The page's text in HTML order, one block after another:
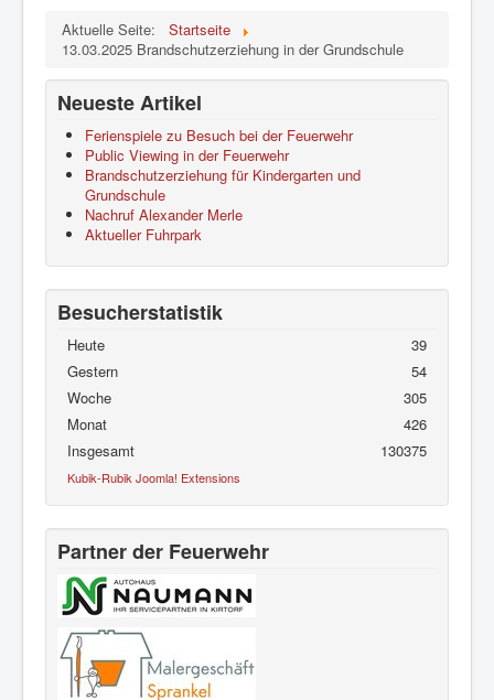
Aktuelle Seite:
Startseite
13.03.2025 Brandschutzerziehung in der Grundschule
Neueste Artikel
Ferienspiele zu Besuch bei der Feuerwehr
Public Viewing in der Feuerwehr
Brandschutzerziehung für Kindergarten und
Grundschule
Nachruf Alexander Merle
Aktueller Fuhrpark
Besucherstatistik
Heute
39
Gestern
54
Woche
305
Monat
426
Insgesamt
130375
Kubik-Rubik Joomla! Extensions
Partner der Feuerwehr